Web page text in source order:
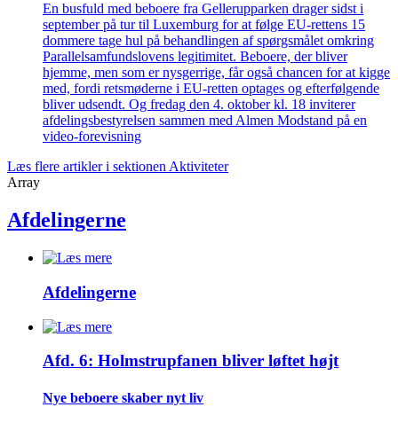
En busfuld med beboere fra Gellerupparken drager sidst i
september på tur til Luxemburg for at følge EU-rettens 15
dommere tage hul på behandlingen af spørgsmålet omkring
Parallelsamfundslovens legitimitet. Beboere, der bliver
hjemme, men som er nysgerrige, får også chancen for at kigge
med, fordi retsmøderne i EU-retten optages og efterfølgende
bliver udsendt. Og fredag den 4. oktober kl. 18 inviterer
afdelingsbestyrelsen sammen med Almen Modstand på en
video-forevisning
Læs flere artikler i sektionen Aktiviteter
Array
Afdelingerne
Afdelingerne
Afd. 6: Holmstrupfanen bliver løftet højt
Nye beboere skaber nyt liv